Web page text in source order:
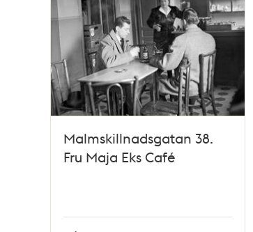
Malmskillnadsgatan 38.
Fru Maja Eks Café